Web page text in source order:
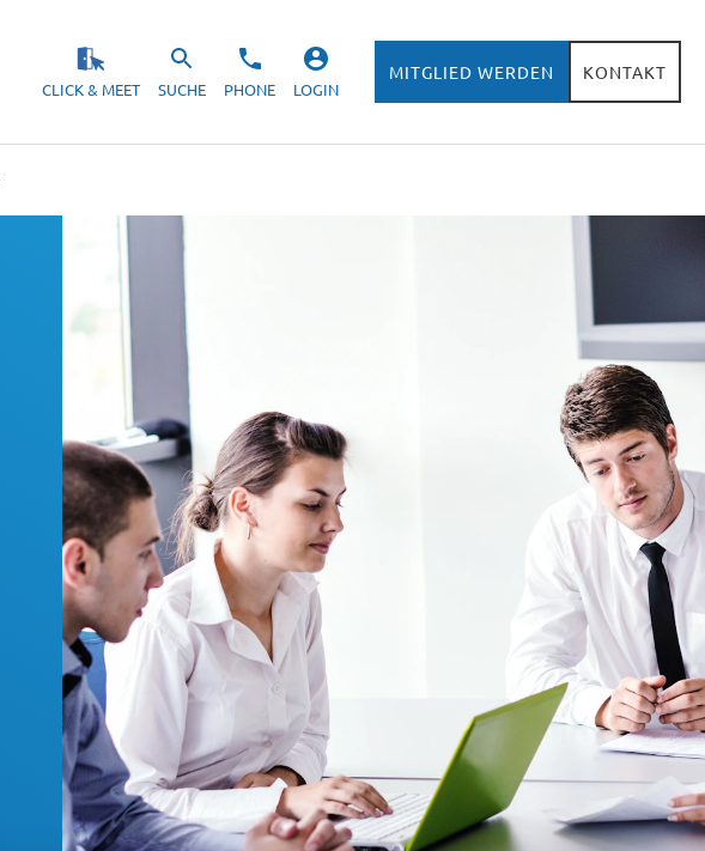
CLICK & MEET SUCHE PHONE LOGIN
MITGLIED WERDEN KONTAKT